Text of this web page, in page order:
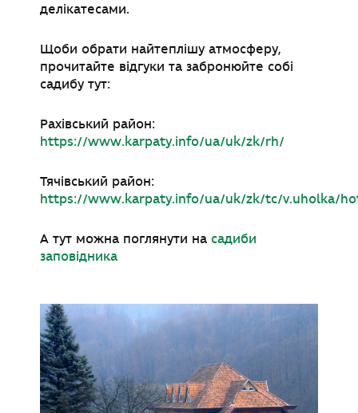
делікатесами.
Щоби обрати найтеплішу атмосферу,
прочитайте відгуки та забронюйте собі
садибу тут:
Рахівський район:
https://www.karpaty.info/ua/uk/zk/rh/
Тячівський район:
https://www.karpaty.info/ua/uk/zk/tc/v.uholka/
А тут можна поглянути на садиби
заповідника